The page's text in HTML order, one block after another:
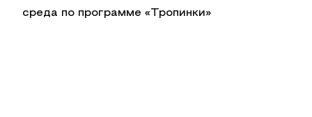
среда по программе «Тропинки»